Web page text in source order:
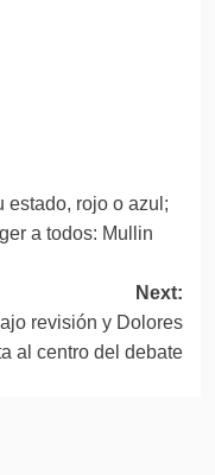
estado, rojo o azul;
a todos: Mullin
Next:
revisión y Dolores
al centro del debate